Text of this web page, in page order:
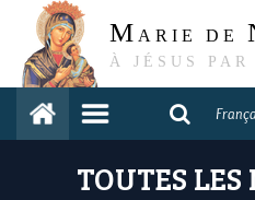
M ARIE DE
À JÉSUS PAR
TOUTES